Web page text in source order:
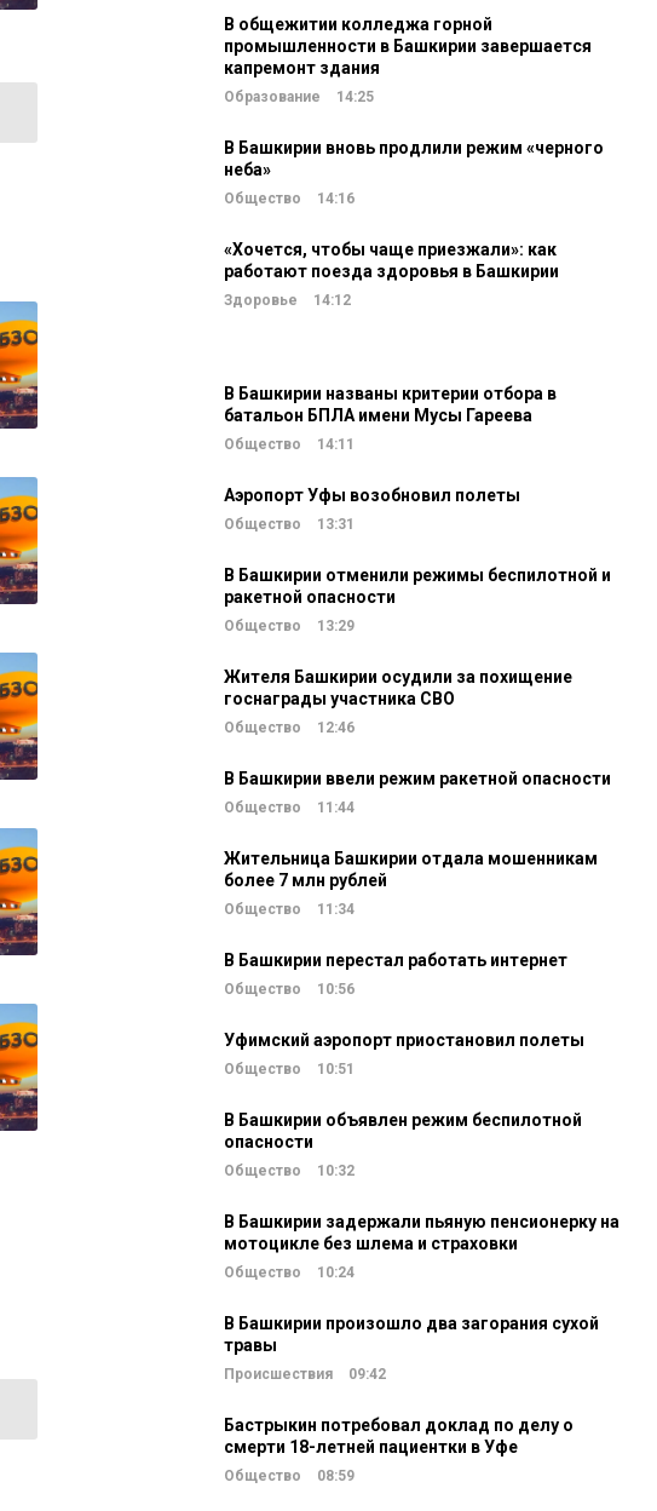
В общежитии колледжа горной
промышленности в Башкирии завершается
капремонт здания
Образование 14:25
В Башкирии вновь продлили режим «черного
неба»
Общество 14:16
«Хочется, чтобы чаще приезжали»: как
работают поезда здоровья в Башкирии
Здоровье 14:12
В Башкирии названы критерии отбора в
батальон БПЛА имени Мусы Гареева
Общество 14:11
Аэропорт Уфы возобновил полеты
Общество 13:31
В Башкирии отменили режимы беспилотной и
ракетной опасности
Общество 13:29
Жителя Башкирии осудили за похищение
госнаграды участника СВО
Общество 12:46
В Башкирии ввели режим ракетной опасности
Общество 11:44
Жительница Башкирии отдала мошенникам
более 7 млн рублей
Общество 11:34
В Башкирии перестал работать интернет
Общество 10:56
Уфимский аэропорт приостановил полеты
Общество 10:51
В Башкирии объявлен режим беспилотной
опасности
Общество 10:32
В Башкирии задержали пьяную пенсионерку на
мотоцикле без шлема и страховки
Общество 10:24
В Башкирии произошло два загорания сухой
травы
Происшествия 09:42
Бастрыкин потребовал доклад по делу о
смерти 18-летней пациентки в Уфе
Общество 08:59